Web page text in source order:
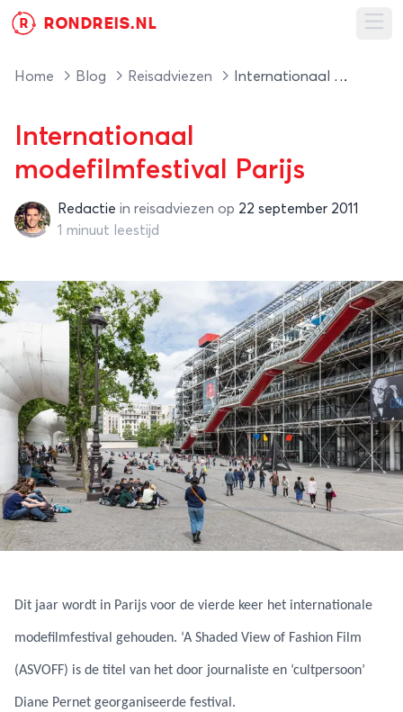
R RONDREIS.NL
Home Blog Reisadviezen Internationaal modefilmfestival Parijs
Internationaal
modefilmfestival Parijs
RedactieRedactie in reisadviezen op 22 september 2011
1 minuut leestijd
Dit jaar wordt in Parijs voor de vierde keer het internationale
modefilmfestival gehouden. ‘A Shaded View of Fashion Film
(ASVOFF) is de titel van het door journaliste en ‘cultpersoon’
Diane Pernet georganiseerde festival.